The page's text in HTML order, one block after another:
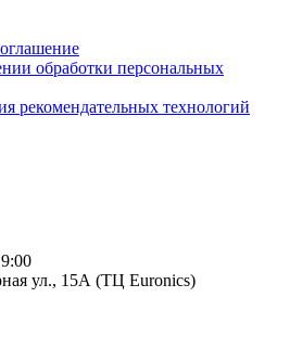
обработки персональных
рекомендательных технологий
ул., 15А (ТЦ Euronics)